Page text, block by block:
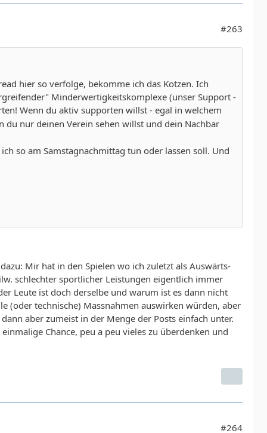
#263
hier so verfolge, bekomme ich das Kotzen. Ich
Minderwertigkeitskomplexe (unser Support -
Wenn du aktiv supporten willst - egal in welchem
du nur deinen Verein sehen willst und dein Nachbar
so am Samstagnachmittag tun oder lassen soll. Und
Mir hat in den Spielen wo ich zuletzt als Auswärts-
schlechter sportlicher Leistungen eigentlich immer
Leute ist doch derselbe und warum ist es dann nicht
(oder technische) Massnahmen auswirken würden, aber
aber zumeist in der Menge der Posts einfach unter.
Chance, peu a peu vieles zu überdenken und
#264